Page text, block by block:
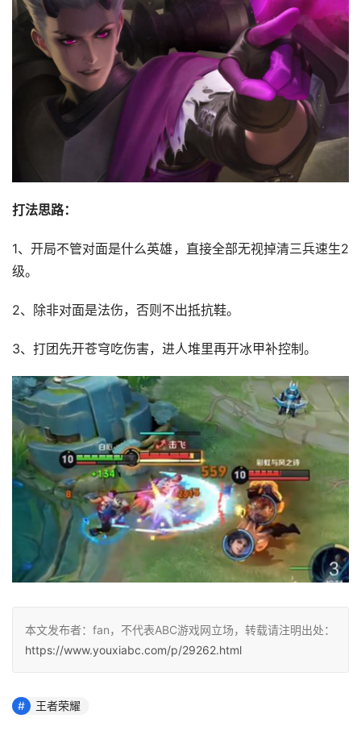
打法思路：
1、开局不管对面是什么英雄，直接全部无视掉清三兵速生2
级。
2、除非对面是法伤，否则不出抵抗鞋。
3、打团先开苍穹吃伤害，进人堆里再开冰甲补控制。
本文发布者：fan，不代表ABC游戏网立场，转载请注明出处：
https://www.youxiabc.com/p/29262.html
王者荣耀